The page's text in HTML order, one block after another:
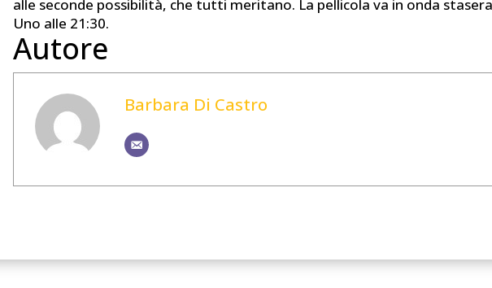
alle seconde possibilità, che tutti meritano. La pellicola va in onda
Uno alle 21:30.
Autore
Barbara Di Castro